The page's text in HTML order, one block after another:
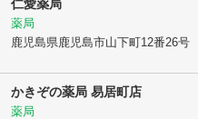
仁愛薬局
薬局
鹿児島県鹿児島市山下町12番26号
かきぞの薬局 易居町店
薬局